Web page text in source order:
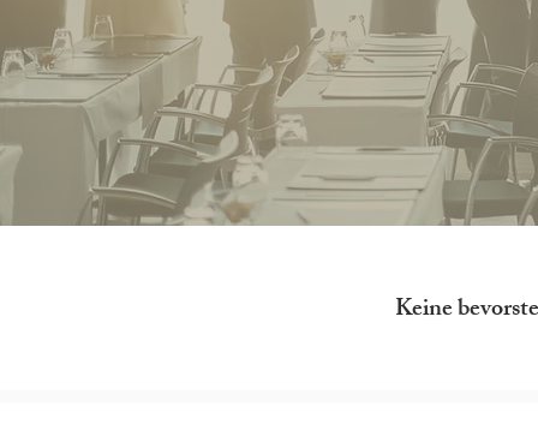
Keine